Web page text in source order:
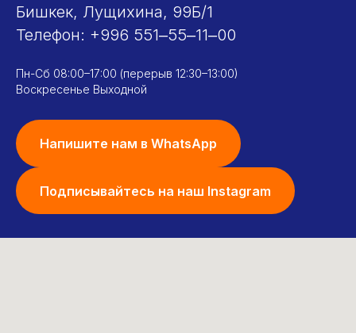
Бишкек, Лущихина, 99Б/1
Телефон: +996 551‒55‒11‒00
Пн-Сб 08:00–17:00 (перерыв 12:30–13:00)
Воскресенье Выходной
Напишите нам в WhatsApp
Подписывайтесь на наш Instagram